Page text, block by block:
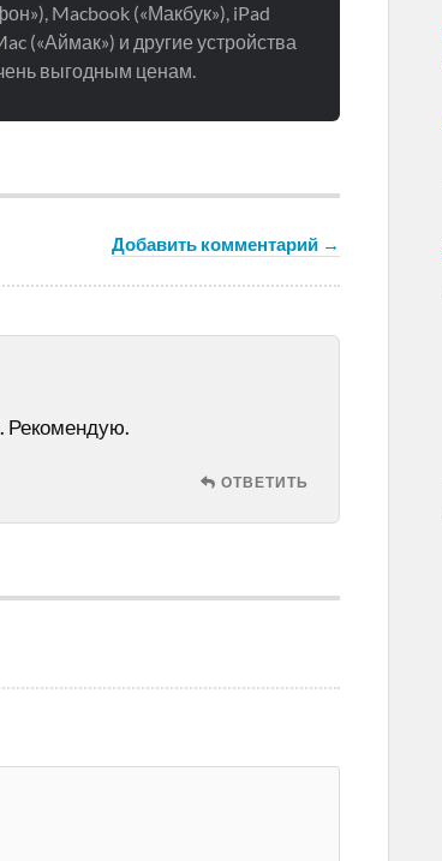
Macbook («Макбук»), iPad
(«Аймак») и другие устройства
выгодным ценам.
Добавить комментарий →
Рекомендую.
ОТВЕТИТЬ